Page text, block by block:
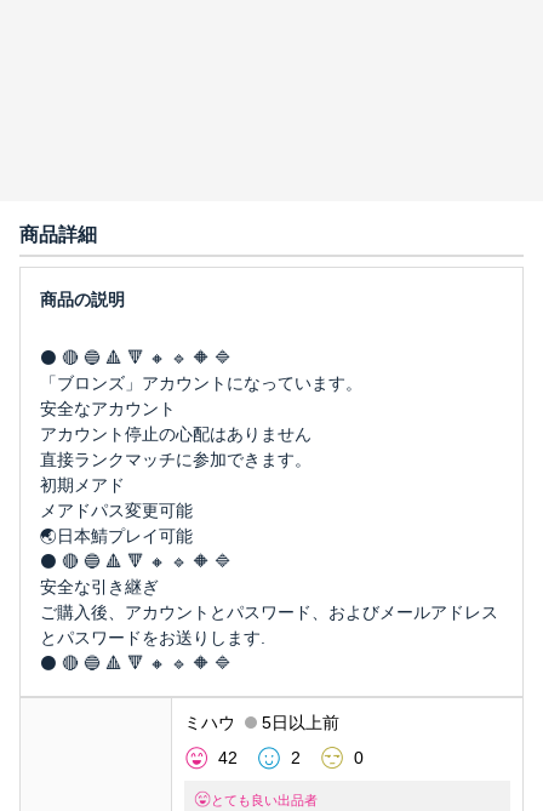
商品詳細
⚫️ 🔴 🔵 🔺 🔻 🔸 🔹 🔶 🔷
「ブロンズ」アカウントになっています。
安全なアカウント
アカウント停止の心配はありません
直接ランクマッチに参加できます。
初期メアド
メアドパス変更可能
🌏日本鯖プレイ可能
⚫️ 🔴 🔵 🔺 🔻 🔸 🔹 🔶 🔷
安全な引き継ぎ
ご購入後、アカウントとパスワード、およびメールアドレス
とパスワードをお送りします.
⚫️ 🔴 🔵 🔺 🔻 🔸 🔹 🔶 🔷
ミハウ
5日以上前
42
2 0
とても良い出品者